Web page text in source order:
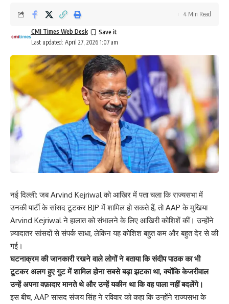
Last updated: April 27, 2026 1:07 am
CMI Times Web Desk
4 Min Read
नई दिल्ली: जब Arvind Kejriwal को आखिर में पता चला कि राज्यसभा में
उनकी पार्टी के सांसद टूटकर BJP में शामिल हो सकते हैं, तो AAP के मुखिया
Arvind Kejriwal ने हालात को संभालने के लिए आखिरी कोशिशें कीं। उन्होंने
ज़्यादातर सांसदों से संपर्क साधा, लेकिन यह कोशिश बहुत कम और बहुत देर से की
गई।
घटनाक्रम की जानकारी रखने वाले लोगों ने बताया कि संदीप पाठक का भी
टूटकर अलग हुए गुट में शामिल होना सबसे बड़ा झटका था, क्योंकि केजरीवाल
उन्हें अपना वफ़ादार मानते थे और उन्हें यकीन था कि वह पाला नहीं बदलेंगे।
इस बीच, AAP सांसद संजय सिंह ने रविवार को कहा कि उन्होंने राज्यसभा के